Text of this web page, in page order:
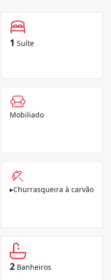
1 Suíte
Mobiliado
▸Churrasqueira à carvão
2 Banheiros